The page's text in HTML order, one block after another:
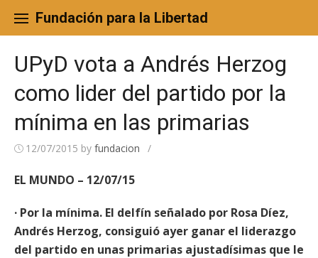
content
Fundación para la Libertad
UPyD vota a Andrés Herzog
como lider del partido por la
mínima en las primarias
12/07/2015 by fundacion /
EL MUNDO – 12/07/15
· Por la mínima. El delfín señalado por Rosa Díez,
Andrés Herzog, consiguió ayer ganar el liderazgo
del partido en unas primarias ajustadísimas que le